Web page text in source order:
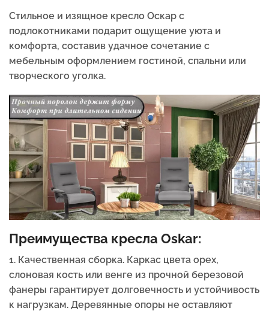
Стильное и изящное кресло Оскар с
подлокотниками подарит ощущение уюта и
комфорта, составив удачное сочетание с
мебельным оформлением гостиной, спальни или
творческого уголка.
Преимущества кресла Oskar:
1. Качественная сборка. Каркас цвета орех,
слоновая кость или венге из прочной березовой
фанеры гарантирует долговечность и устойчивость
к нагрузкам. Деревянные опоры не оставляют